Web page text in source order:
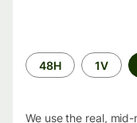
Time
period
48H 1V
We use the real,